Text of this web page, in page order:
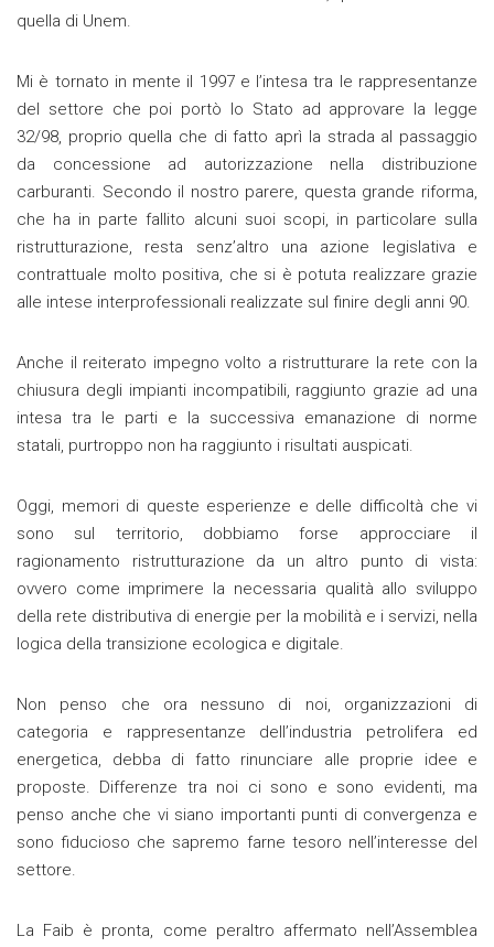
quella di Unem.
Mi è tornato in mente il 1997 e l’intesa tra le rappresentanze
del settore che poi portò lo Stato ad approvare la legge
32/98, proprio quella che di fatto aprì la strada al passaggio
da concessione ad autorizzazione nella distribuzione
carburanti. Secondo il nostro parere, questa grande riforma,
che ha in parte fallito alcuni suoi scopi, in particolare sulla
ristrutturazione, resta senz’altro una azione legislativa e
contrattuale molto positiva, che si è potuta realizzare grazie
alle intese interprofessionali realizzate sul finire degli anni 90.
Anche il reiterato impegno volto a ristrutturare la rete con la
chiusura degli impianti incompatibili, raggiunto grazie ad una
intesa tra le parti e la successiva emanazione di norme
statali, purtroppo non ha raggiunto i risultati auspicati.
Oggi, memori di queste esperienze e delle difficoltà che vi
sono sul territorio, dobbiamo forse approcciare il
ragionamento ristrutturazione da un altro punto di vista:
ovvero come imprimere la necessaria qualità allo sviluppo
della rete distributiva di energie per la mobilità e i servizi, nella
logica della transizione ecologica e digitale.
Non penso che ora nessuno di noi, organizzazioni di
categoria e rappresentanze dell’industria petrolifera ed
energetica, debba di fatto rinunciare alle proprie idee e
proposte. Differenze tra noi ci sono e sono evidenti, ma
penso anche che vi siano importanti punti di convergenza e
sono fiducioso che sapremo farne tesoro nell’interesse del
settore.
La Faib è pronta, come peraltro affermato nell’Assemblea